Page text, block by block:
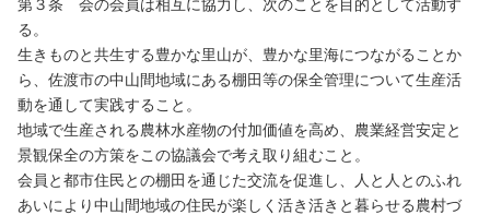
第３条 会の会員は相互に協力し、次のことを目的として活動す
る。
生きものと共生する豊かな里山が、豊かな里海につながることか
ら、佐渡市の中山間地域にある棚田等の保全管理について生産活
動を通して実践すること。
地域で生産される農林水産物の付加価値を高め、農業経営安定と
景観保全の方策をこの協議会で考え取り組むこと。
会員と都市住民との棚田を通じた交流を促進し、人と人とのふれ
あいにより中山間地域の住民が楽しく活き活きと暮らせる農村づ